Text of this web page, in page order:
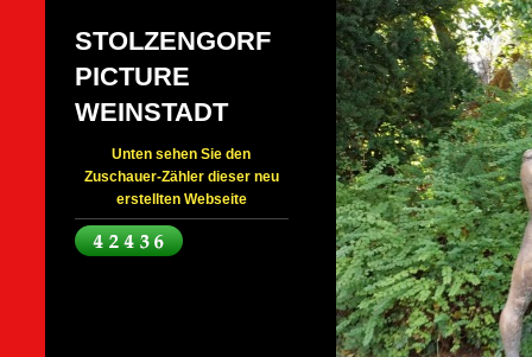
STOLZENGORF
PICTURE
WEINSTADT
Unten sehen Sie den
Zuschauer-Zähler dieser neu
erstellten Webseite